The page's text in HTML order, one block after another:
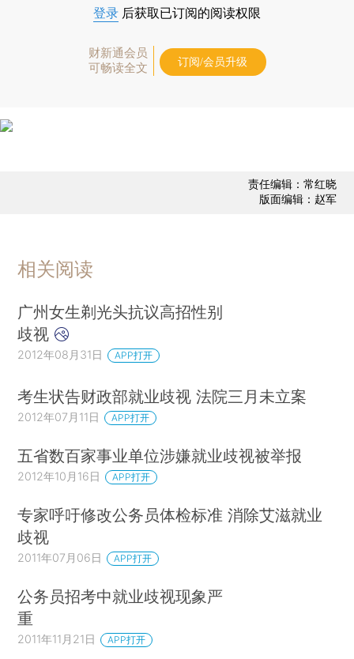
登录 后获取已订阅的阅读权限
财新通会员
可畅读全文
订阅/会员升级
责任编辑：常红晓
版面编辑：赵军
相关阅读
广州女生剃光头抗议高招性别
歧视
2012年08月31日 APP打开
考生状告财政部就业歧视 法院三月未立案
2012年07月11日 APP打开
五省数百家事业单位涉嫌就业歧视被举报
2012年10月16日 APP打开
专家呼吁修改公务员体检标准 消除艾滋就业
歧视
2011年07月06日 APP打开
公务员招考中就业歧视现象严
重
2011年11月21日 APP打开